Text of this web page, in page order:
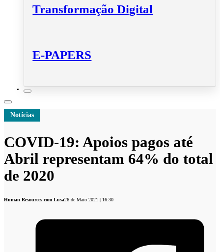
Transformação Digital
E-PAPERS
Notícias
COVID-19: Apoios pagos até
Abril representam 64% do total
de 2020
Human Resources com Lusa26 de Maio 2021 | 16:30